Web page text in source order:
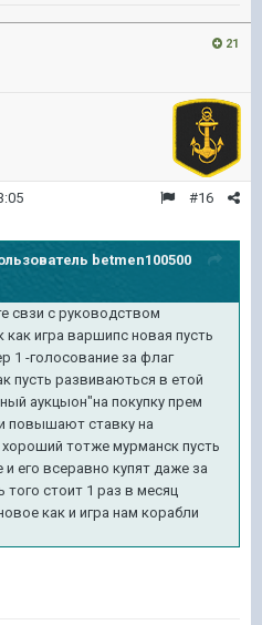
21
#16
betmen100500
свзи с руководством
как игра варшипс новая пусть
1 -голосование за флаг
пусть развиваються в етой
аукцыон"на покупку прем
повышают ставку на
тотже мурманск пусть
и его всеравно купят даже за
стоит 1 раз в месяц
как и игра нам корабли